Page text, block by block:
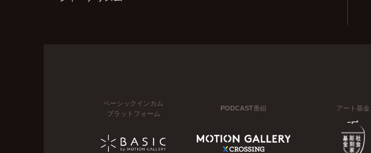
ベーシックインカム
プラットフォーム
PODCAST番組 アート基金